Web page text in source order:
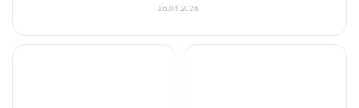
16.04.2026